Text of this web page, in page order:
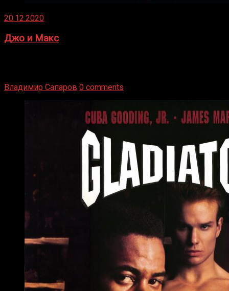
20.12.2020
Джо и Макс
Владимир Сапаров 0 comments